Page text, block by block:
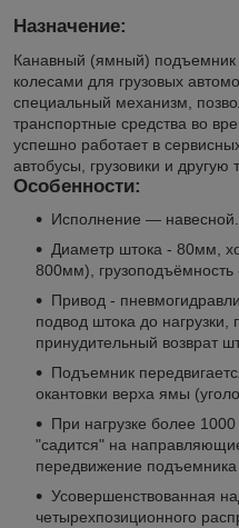
Назначение:
Канавный (ямный)
колесами для грузовых
специальный механизм,
транспортные средства во
успешно работает в
автобусы, грузовики и другую
Особенности:
Исполнение — навесной.
Диаметр штока - 80мм,
800мм), грузоподъёмность
Привод -
подвод штока до нагрузки,
принудительный возврат
Подъемник
окантовки верха ямы
При нагрузке более 1000
"садится" на
передвижение подъемника
Усовершенствованная
четырехпозиционного